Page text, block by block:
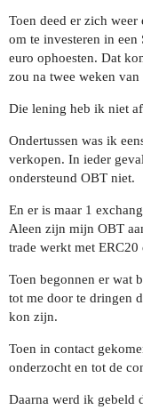
Toen deed er zich
om te investeren in
euro ophoesten. Dat
zou na twee weken
Die lening heb ik niet
Ondertussen was ik
verkopen. In ieder
ondersteund OBT niet.
En er is maar 1
Aleen zijn mijn OBT
trade werkt met
Toen begonnen er wat
tot me door te dringen
kon zijn.
Toen in contact
onderzocht en tot de
Daarna werd ik gebeld